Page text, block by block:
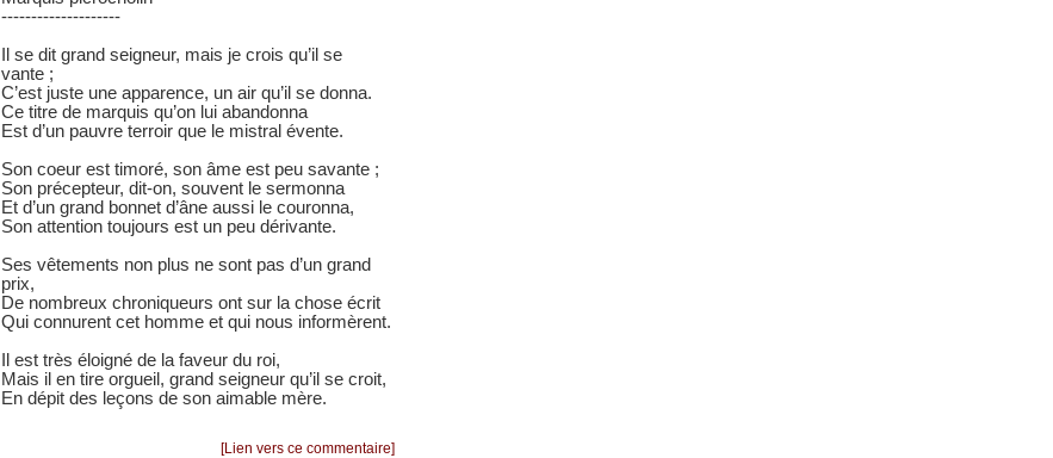
--------------------
Il se dit grand seigneur, mais je crois qu’il se
vante ;
C’est juste une apparence, un air qu’il se donna.
Ce titre de marquis qu’on lui abandonna
Est d’un pauvre terroir que le mistral évente.
Son coeur est timoré, son âme est peu savante ;
Son précepteur, dit-on, souvent le sermonna
Et d’un grand bonnet d’âne aussi le couronna,
Son attention toujours est un peu dérivante.
Ses vêtements non plus ne sont pas d’un grand
prix,
De nombreux chroniqueurs ont sur la chose écrit
Qui connurent cet homme et qui nous informèrent.
Il est très éloigné de la faveur du roi,
Mais il en tire orgueil, grand seigneur qu’il se croit,
En dépit des leçons de son aimable mère.
[Lien vers ce commentaire]